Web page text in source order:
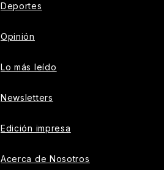
Deportes
Opinión
Lo más leído
Newsletters
Edición impresa
Acerca de Nosotros